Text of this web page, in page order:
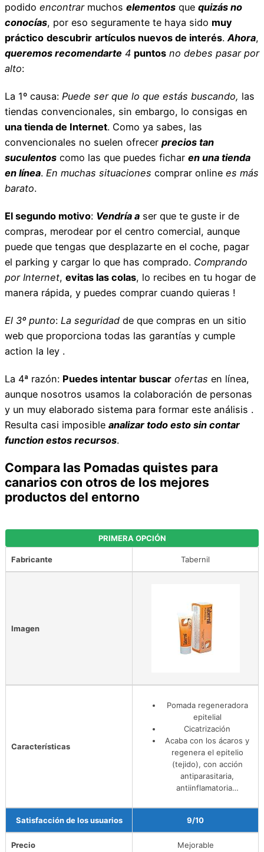
podido encontrarmuchos elementos que quizás no
conocías, por eso seguramente te haya sido muy
práctico descubrir artículos nuevos de interés. Ahora,
queremos recomendarte 4 puntos no debes pasar por
alto:
La 1º causa: Puede ser que lo que estás buscando, las
tiendas convencionales, sin embargo, lo consigas en
una tienda de Internet. Como ya sabes, las
convencionales no suelen ofrecer precios tan
suculentos como las que puedes fichar en una tienda
en línea. En muchas situaciones comprar online es más
barato.
El segundo motivo: Vendría a ser que te guste ir de
compras, merodear por el centro comercial, aunque
puede que tengas que desplazarte en el coche, pagar
el parking y cargar lo que has comprado. Comprando
por Internet, evitas las colas, lo recibes en tu hogar de
manera rápida, y puedes comprar cuando quieras !
El 3º punto: La seguridad de que compras en un sitio
web que proporciona todas las garantías y cumple
action la ley .
La 4ª razón: Puedes intentar buscar ofertas en línea,
aunque nosotros usamos la colaboración de personas
y un muy elaborado sistema para formar este análisis .
Resulta casi imposible analizar todo esto sin contar
function estos recursos.
Compara las Pomadas quistes para
canarios con otros de los mejores
productos del entorno
PRIMERA OPCIÓN
Fabricante Tabernil
Imagen
Características
Pomada regeneradora
epitelial
Cicatrización
Acaba con los ácaros y
regenera el epitelio
(tejido), con acción
antiparasitaria,
antiinflamatoria…
Satisfacción de los usuarios 9/10
Precio Mejorable